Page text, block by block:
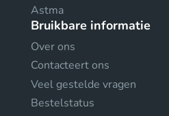
Astma
Bruikbare informatie
Over ons
Contacteert ons
Veel gestelde vragen
Bestelstatus